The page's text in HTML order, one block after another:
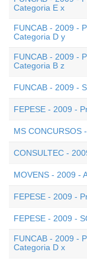
Categoria E x
FUNCAB - 2009 -
Categoria D y
FUNCAB - 2009 -
Categoria B z
FUNCAB - 2009 -
FEPESE - 2009 -
MS CONCURSOS
CONSULTEC -
MOVENS - 2009 -
FEPESE - 2009 -
FEPESE - 2009 -
FUNCAB - 2009 -
Categoria D x